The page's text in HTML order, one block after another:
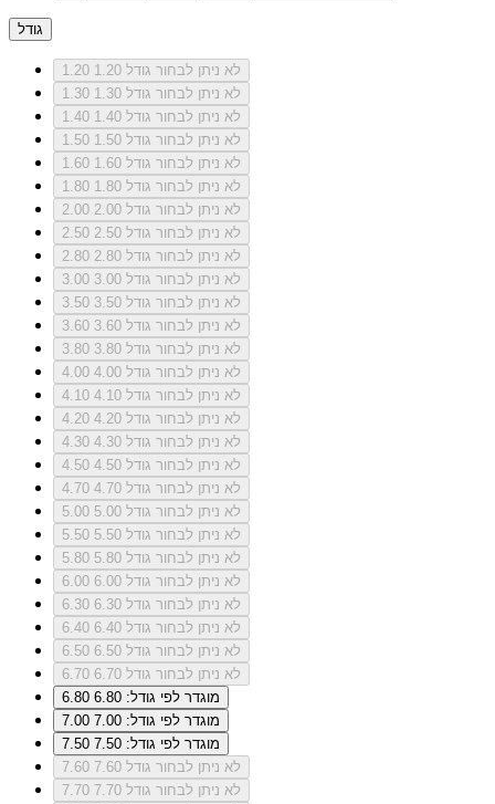
גודל
1.20
לא ניתן לבחור גודל 1.20
1.30
לא ניתן לבחור גודל 1.30
1.40
לא ניתן לבחור גודל 1.40
1.50
לא ניתן לבחור גודל 1.50
1.60
לא ניתן לבחור גודל 1.60
1.80
לא ניתן לבחור גודל 1.80
2.00
לא ניתן לבחור גודל 2.00
2.50
לא ניתן לבחור גודל 2.50
2.80
לא ניתן לבחור גודל 2.80
3.00
לא ניתן לבחור גודל 3.00
3.50
לא ניתן לבחור גודל 3.50
3.60
לא ניתן לבחור גודל 3.60
3.80
לא ניתן לבחור גודל 3.80
4.00
לא ניתן לבחור גודל 4.00
4.10
לא ניתן לבחור גודל 4.10
4.20
לא ניתן לבחור גודל 4.20
4.30
לא ניתן לבחור גודל 4.30
4.50
לא ניתן לבחור גודל 4.50
4.70
לא ניתן לבחור גודל 4.70
5.00
לא ניתן לבחור גודל 5.00
5.50
לא ניתן לבחור גודל 5.50
5.80
לא ניתן לבחור גודל 5.80
6.00
לא ניתן לבחור גודל 6.00
6.30
לא ניתן לבחור גודל 6.30
6.40
לא ניתן לבחור גודל 6.40
6.50
לא ניתן לבחור גודל 6.50
6.70
לא ניתן לבחור גודל 6.70
6.80
מוגדר לפי גודל: 6.80
7.00
מוגדר לפי גודל: 7.00
7.50
מוגדר לפי גודל: 7.50
7.60
לא ניתן לבחור גודל 7.60
7.70
לא ניתן לבחור גודל 7.70